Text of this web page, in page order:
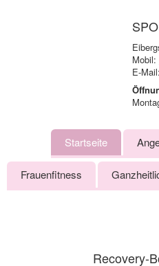
Mobil:
E-Mail:
Startseite
Frauenfitness
Recovery-